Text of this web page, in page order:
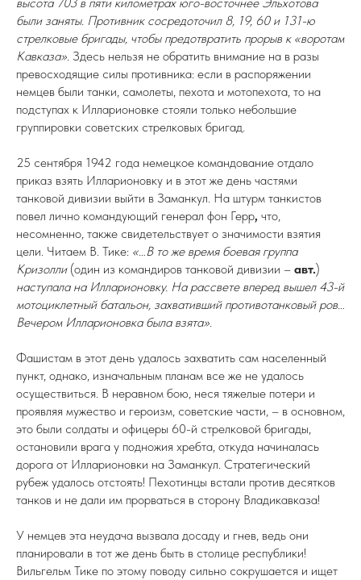
были заняты. Противник сосредоточил 8, 19, 60 и 131-ю
стрелковые бригады, чтобы предотвратить прорыв к «воротам
Кавказа». Здесь нельзя не обратить внимание на в разы
превосходящие силы противника: если в распоряжении
немцев были танки, самолеты, пехота и мотопехота, то на
подступах к Илларионовке стояли только небольшие
группировки советских стрелковых бригад.
25 сентября 1942 года немецкое командование отдало
приказ взять Илларионовку и в этот же день частями
танковой дивизии выйти в Заманкул. На штурм танкистов
повел лично командующий генерал фон Герр, что,
несомненно, также свидетельствует о значимости взятия
цели. Читаем В. Тике: «…В то же время боевая группа
Кризолли (один из командиров танковой дивизии – авт.)
наступала на Илларионовку. На рассвете вперед вышел 43-й
мотоциклетный батальон, захвативший противотанковый ров…
Вечером Илларионовка была взята».
Фашистам в этот день удалось захватить сам населенный
пункт, однако, изначальным планам все же не удалось
осуществиться. В неравном бою, неся тяжелые потери и
проявляя мужество и героизм, советские части, – в основном,
это были солдаты и офицеры 60-й стрелковой бригады,
остановили врага у подножия хребта, откуда начиналась
дорога от Илларионовки на Заманкул. Стратегический
рубеж удалось отстоять! Пехотинцы встали против десятков
танков и не дали им прорваться в сторону Владикавказа!
У немцев эта неудача вызвала досаду и гнев, ведь они
планировали в тот же день быть в столице республики!
Вильгельм Тике по этому поводу сильно сокрушается и ищет